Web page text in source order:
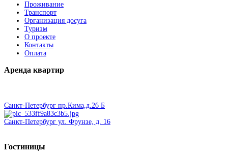
Проживание
Транспорт
Организация досуга
Туризм
О проекте
Контакты
Оплата
Аренда квартир
Санкт-Петербург пр.Кима,д.26 Б
Санкт-Петербург ул. Фрунзе, д. 16
Гостиницы